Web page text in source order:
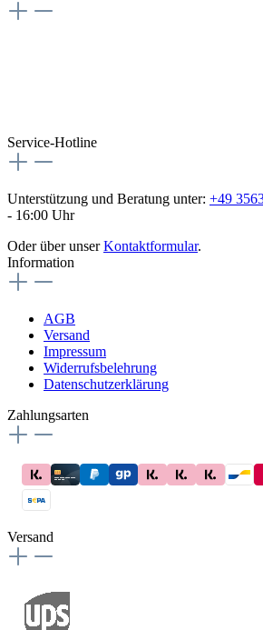
Service-Hotline
Unterstützung und Beratung unter: +49
- 16:00 Uhr
Oder über unserKontaktformular.
Information
AGB
Versand
Impressum
Widerrufsbelehrung
Datenschutzerklärung
Zahlungsarten
Versand